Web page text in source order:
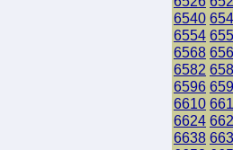
6540
6554
6568
6582
6596
6610
6624
6638